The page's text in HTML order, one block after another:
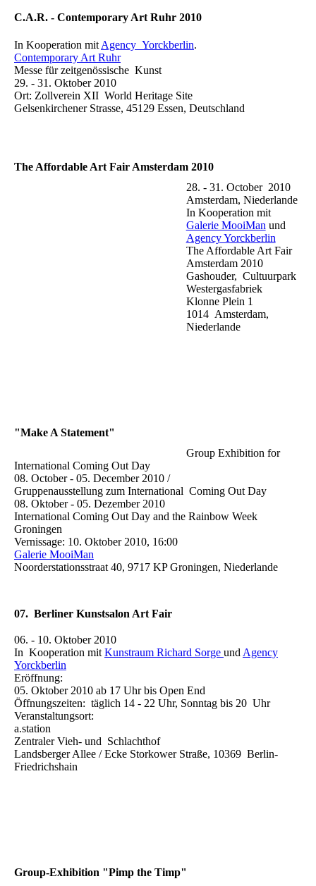
C.A.R. - Contemporary Art Ruhr 2010
In Kooperation mitAgency Yorckberlin.
Contemporary Art Ruhr
Messe für zeitgenössische Kunst
29. - 31. Oktober 2010
Ort: Zollverein XII World Heritage Site
Gelsenkirchener Strasse, 45129 Essen, Deutschland
The Affordable Art Fair Amsterdam 2010
28. - 31. October 2010
Amsterdam, Niederlande
In Kooperation mit
Galerie MooiMan und
Agency Yorckberlin
The Affordable Art Fair
Amsterdam 2010
Gashouder, Cultuurpark
Westergasfabriek
Klonne Plein 1
1014 Amsterdam,
Niederlande
"Make A Statement"
Group Exhibition for
International Coming Out Day
08. October - 05. December 2010 /
Gruppenausstellung zum International Coming Out Day
08. Oktober - 05. Dezember 2010
International Coming Out Day and the Rainbow Week
Groningen
Vernissage: 10. Oktober 2010, 16:00
Galerie MooiMan
Noorderstationsstraat 40, 9717 KP Groningen, Niederlande
07. Berliner Kunstsalon Art Fair
06. - 10. Oktober 2010
In Kooperation mit Kunstraum Richard Sorge und Agency
Yorckberlin
Eröffnung:
05. Oktober 2010 ab 17 Uhr bis Open End
Öffnungszeiten: täglich 14 - 22 Uhr, Sonntag bis 20 Uhr
Veranstaltungsort:
a.station
Zentraler Vieh- und Schlachthof
Landsberger Allee / Ecke Storkower Straße, 10369 Berlin-
Friedrichshain
Group-Exhibition "Pimp the Timp"